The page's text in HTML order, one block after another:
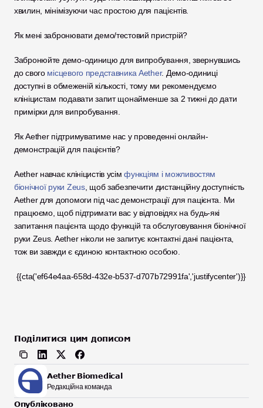
хвилин, мінімізуючи час простою для пацієнтів.
Як мені забронювати демо/тестовий пристрій?
Забронюйте демо-одиницю для випробування, звернувшись
до свого місцевого представника Aether. Демо-одиниці
доступні в обмеженій кількості, тому ми рекомендуємо
клініцистам подавати запит щонайменше за 2 тижні до дати
примірки для випробування.
Як Aether підтримуватиме нас у проведенні онлайн-
демонстрацій для пацієнтів?
Aether навчає клініцистів усім функціям і можливостям
біонічної руки Zeus, щоб забезпечити дистанційну доступність
Aether для допомоги під час демонстрації для пацієнта. Ми
працюємо, щоб підтримати вас у відповідях на будь-які
запитання пацієнта щодо функцій та обслуговування біонічної
руки Zeus. Aether ніколи не запитує контактні дані пацієнта,
тож ви завжди є єдиною контактною особою.
{{cta('ef64e4aa-658d-432e-b537-d707b72991fa','justifycenter')}}
Поділитися цим дописом
Aether Biomedical
Редакційна команда
Опубліковано